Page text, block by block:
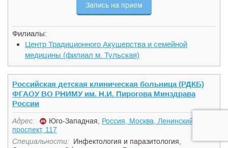
Запись на прием
Филиалы:
Центр Традиционного Акушерства и семейной
медицины (филиал м. Тульская)
Российская детская клиническая больница (РДКБ)
ФГАОУ ВО РНИМУ им. Н.И. Пирогова Минздрава
России
Адрес: Юго-Западная, Россия, Москва, Ленинский
проспект, 117
Специальности:
Инфектология и паразитология